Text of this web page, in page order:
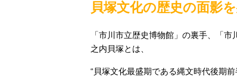
貝塚文化の歴史の面影
「市川市立歴史博物館」の裏手、「
之内貝塚とは、
“貝塚文化最盛期である縄文時代後期